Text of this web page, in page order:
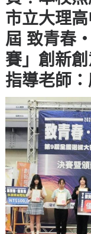
市立大理
屆 致青春
賽」創新
指導老師：